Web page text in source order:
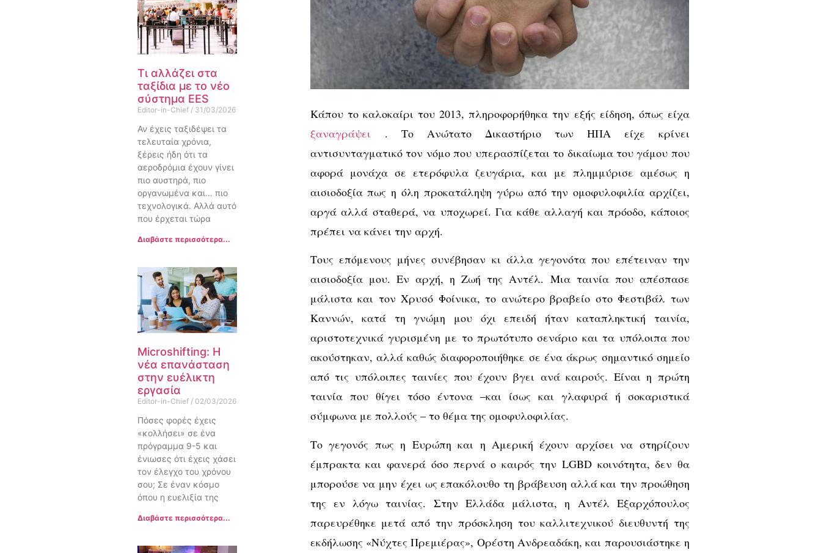
Τι αλλάζει στα
ταξίδια με το νέο
σύστημα EES
Editor-in-Chief 31/03/2026
Αν έχεις ταξιδέψει τα
τελευταία χρόνια,
ξέρεις ήδη ότι τα
αεροδρόμια έχουν γίνει
πιο αυστηρά, πιο
οργανωμένα και… πιο
τεχνολογικά. Αλλά αυτό
που έρχεται τώρα
Διαβάστε περισσότερα...
Microshifting: Η
νέα επανάσταση
στην ευέλικτη
εργασία
Editor-in-Chief 02/03/2026
Πόσες φορές έχεις
«κολλήσει» σε ένα
πρόγραμμα 9-5 και
ένιωσες ότι έχεις χάσει
τον έλεγχο του χρόνου
σου; Σε έναν κόσμο
όπου η ευελιξία της
Διαβάστε περισσότερα...
Κάπου το καλοκαίρι του 2013, πληροφορήθηκα την εξής είδηση, όπως είχα
ξαναγράψει . Το Ανώτατο Δικαστήριο των ΗΠΑ είχε κρίνει
αντισυνταγματικό τον νόμο που υπερασπίζεται το δικαίωμα του γάμου που
αφορά μονάχα σε ετερόφυλα ζευγάρια, και με πλημμύρισε αμέσως η
αισιοδοξία πως η όλη προκατάληψη γύρω από την ομοφυλοφιλία αρχίζει,
αργά αλλά σταθερά, να υποχωρεί. Για κάθε αλλαγή και πρόοδο, κάποιος
πρέπει να κάνει την αρχή.
Τους επόμενους μήνες συνέβησαν κι άλλα γεγονότα που επέτειναν την
αισιοδοξία μου. Εν αρχή, η Ζωή της Αντέλ. Μια ταινία που απέσπασε
μάλιστα και τον Χρυσό Φοίνικα, το ανώτερο βραβείο στο Φεστιβάλ των
Καννών, κατά τη γνώμη μου όχι επειδή ήταν καταπληκτική ταινία,
αριστοτεχνικά γυρισμένη με το πρωτότυπο σενάριο και τα υπόλοιπα που
ακούστηκαν, αλλά καθώς διαφοροποιήθηκε σε ένα άκρως σημαντικό σημείο
από τις υπόλοιπες ταινίες που έχουν βγει ανά καιρούς. Είναι η πρώτη
ταινία που θίγει τόσο έντονα –και ίσως και γλαφυρά ή σοκαριστικά
σύμφωνα με πολλούς – το θέμα της ομοφυλοφιλίας.
Το γεγονός πως η Ευρώπη και η Αμερική έχουν αρχίσει να στηρίζουν
έμπρακτα και φανερά όσο περνά ο καιρός την LGBD κοινότητα, δεν θα
μπορούσε να μην έχει ως επακόλουθο τη βράβευση αλλά και την προώθηση
της εν λόγω ταινίας. Στην Ελλάδα μάλιστα, η Αντέλ Εξαρχόπουλος
παρευρέθηκε μετά από την πρόσκληση του καλλιτεχνικού διευθυντή της
εκδήλωσης «Νύχτες Πρεμιέρας», Ορέστη Ανδρεαδάκη, και παρουσιάστηκε η